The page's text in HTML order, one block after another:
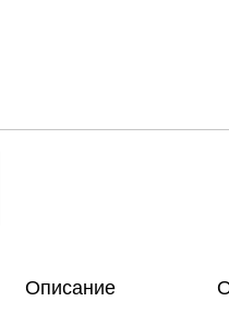
Описание